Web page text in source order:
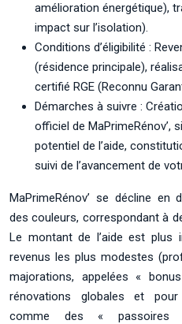
amélioration énergétique),
impact sur l’isolation).
Conditions d’éligibilité :
(résidence principale),
certifié RGE (Reconnu
Démarches à suivre :
officiel de MaPrimeRénov’,
potentiel de l’aide,
suivi de l’avancement de
MaPrimeRénov’ se décline
des couleurs, correspondant à
Le montant de l’aide est plus
revenus les plus modestes
majorations, appelées «
rénovations globales et
comme des « passoires